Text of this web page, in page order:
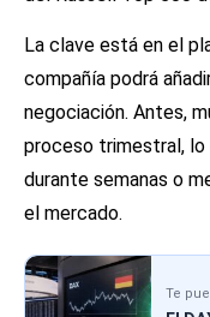
La clave está en el
compañía podrá
negociación. Antes,
proceso trimestral, lo
durante semanas o
el mercado.
Te